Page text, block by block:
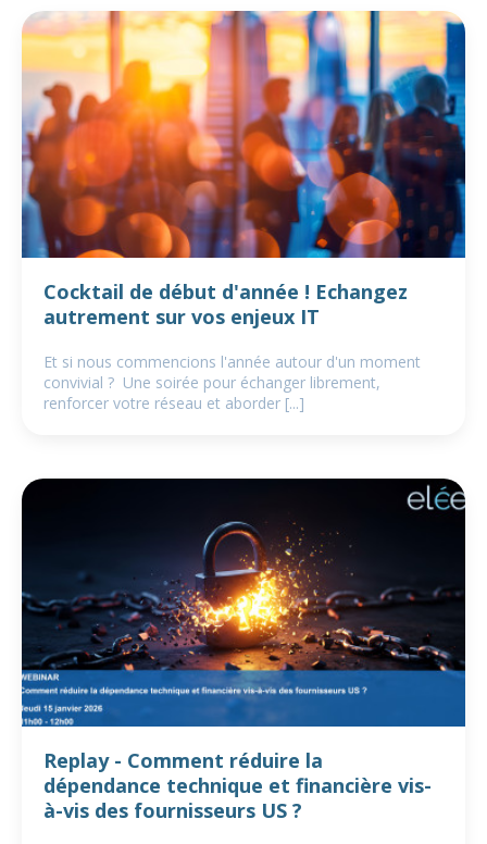
Cocktail de début d'année ! Echangez
autrement sur vos enjeux IT
Et si nous commencions l'année autour d'un moment
convivial ? Une soirée pour échanger librement,
renforcer votre réseau et aborder [...]
Replay - Comment réduire la
dépendance technique et financière vis-
à-vis des fournisseurs US ?